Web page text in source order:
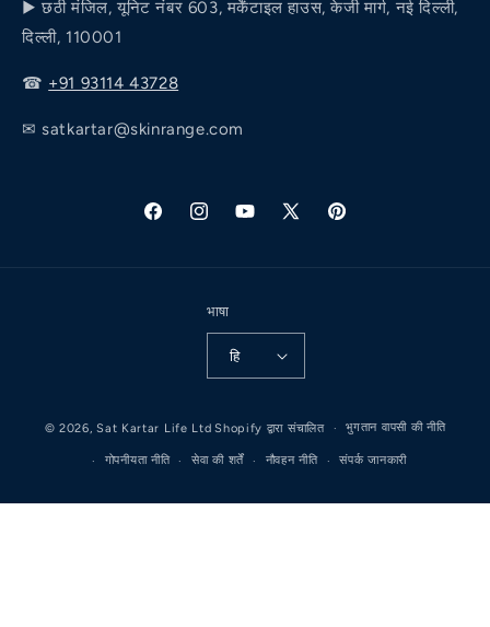
डाइट चार्ट
जोड़ों का दर्द
व्यक्तिगत कल्याण
▶ छठी मंजिल, यूनिट नंबर 603, मर्केंटाइल हाउस, केजी मार्ग, नई दिल्ली,
दिल्ली, 110001
☎ +91 93114 43728
✉ satkartar@skinrange.com
फेसबुक Instagram
यूट्यूब ट्विटर Pinterest
भाषा
हि
की
विधि
© 2026,Sat Kartar Life Ltd Shopify द्वारा संचालित भुगतान वापसी की नीति
गोपनीयता नीति सेवा की शर्तें नौवहन नीति संपर्क जानकारी